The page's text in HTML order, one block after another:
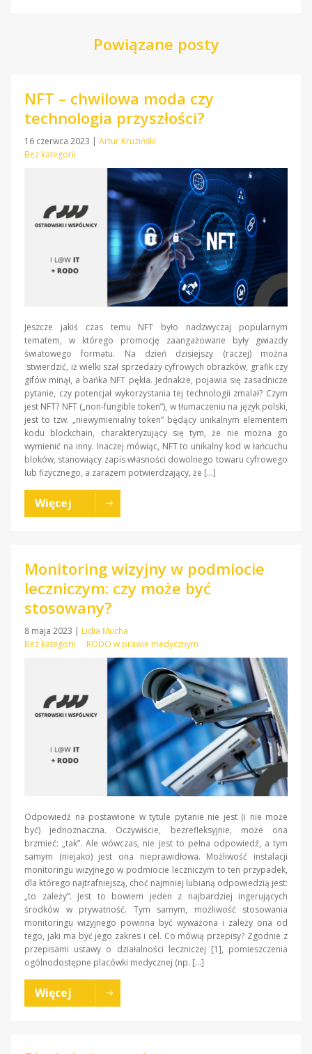
Powiązane posty
NFT – chwilowa moda czy
technologia przyszłości?
16 czerwca 2023 | Artur Kruziński
Bez kategorii
Jeszcze jakiś czas temu NFT było nadzwyczaj popularnym
tematem, w którego promocję zaangażowane były gwiazdy
światowego formatu. Na dzień dzisiejszy (raczej) można
stwierdzić, iż wielki szał sprzedaży cyfrowych obrazków, grafik czy
gifów minął, a bańka NFT pękła. Jednakże, pojawia się zasadnicze
pytanie, czy potencjał wykorzystania tej technologii zmalał? Czym
jest NFT? NFT („non-fungible token”), w tłumaczeniu na język polski,
jest to tzw. „niewymienialny token” będący unikalnym elementem
kodu blockchain, charakteryzujący się tym, że nie można go
wymienić na inny. Inaczej mówiąc, NFT to unikalny kod w łańcuchu
bloków, stanowiący zapis własności dowolnego towaru cyfrowego
lub fizycznego, a zarazem potwierdzający, że […]
Więcej
Monitoring wizyjny w podmiocie
leczniczym: czy może być
stosowany?
8 maja 2023 | Lidia Mucha
Bez kategorii
RODO w prawie medycznym
Odpowiedź na postawione w tytule pytanie nie jest (i nie może
być) jednoznaczna. Oczywiście, bezrefleksyjnie, może ona
brzmieć: „tak”. Ale wówczas, nie jest to pełna odpowiedź, a tym
samym (niejako) jest ona nieprawidłowa. Możliwość instalacji
monitoringu wizyjnego w podmiocie leczniczym to ten przypadek,
dla którego najtrafniejszą, choć najmniej lubianą odpowiedzią jest:
„to zależy”. Jest to bowiem jeden z najbardziej ingerujących
środków w prywatność. Tym samym, możliwość stosowania
monitoringu wizyjnego powinna być wyważona i zależy ona od
tego, jaki ma być jego zakres i cel. Co mówią przepisy? Zgodnie z
przepisami ustawy o działalności leczniczej [1], pomieszczenia
ogólnodostępne placówki medycznej (np. […]
Więcej